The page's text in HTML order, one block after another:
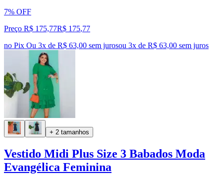
7% OFF
Preço R$ 175,77R$ 175,77
no Pix Ou 3x de R$ 63,00 sem jurosou 3x de R$ 63,00 sem juros
+ 2 tamanhos
Vestido Midi Plus Size 3 Babados Moda
Evangélica Feminina